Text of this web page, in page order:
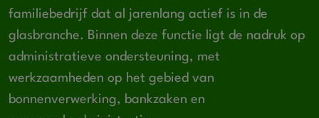
familiebedrijf dat al jarenlang actief is in de
glasbranche. Binnen deze functie ligt de nadruk op
administratieve ondersteuning, met
werkzaamheden op het gebied van
bonnenverwerking, bankzaken en